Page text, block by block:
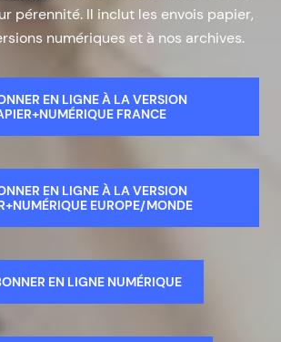
pérennité. Il inclut les envois papier,
numériques et à nos archives.
EN LIGNE À LA VERSION
FRANCE
EN LIGNE À LA VERSION
EUROPE/MONDE
EN LIGNE NUMÉRIQUE